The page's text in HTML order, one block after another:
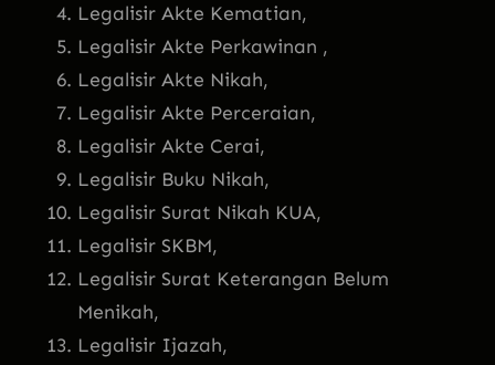
Legalisir Akte Kematian,
Legalisir Akte Perkawinan ,
Legalisir Akte Nikah,
Legalisir Akte Perceraian,
Legalisir Akte Cerai,
Legalisir Buku Nikah,
Legalisir Surat Nikah KUA,
Legalisir SKBM,
Legalisir Surat Keterangan Belum
Menikah,
Legalisir Ijazah,